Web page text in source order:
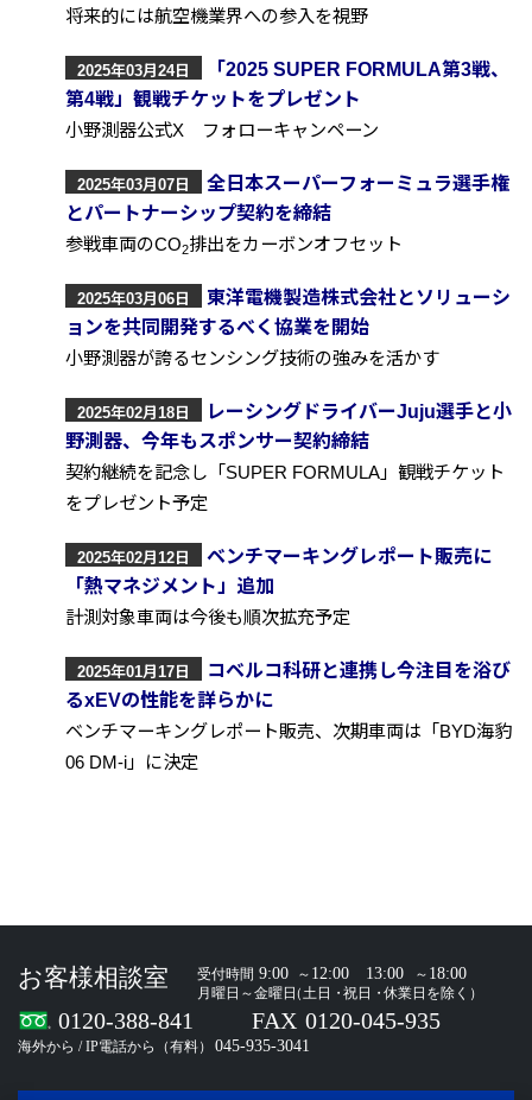
将来的には航空機業界への参入を視野
2025年03月24日
「2025 SUPER FORMULA第3戦、
第4戦」観戦チケットをプレゼント
小野測器公式X フォローキャンペーン
2025年03月07日
全日本スーパーフォーミュラ選手権
とパートナーシップ契約を締結
参戦車両のCO2排出をカーボンオフセット
2025年03月06日
東洋電機製造株式会社とソリューシ
ョンを共同開発するべく協業を開始
小野測器が誇るセンシング技術の強みを活かす
2025年02月18日
レーシングドライバーJuju選手と小
野測器、今年もスポンサー契約締結
契約継続を記念し「SUPER FORMULA」観戦チケット
をプレゼント予定
2025年02月12日
ベンチマーキングレポート販売に
「熱マネジメント」追加
計測対象車両は今後も順次拡充予定
2025年01月17日
コベルコ科研と連携し今注目を浴び
るxEVの性能を詳らかに
ベンチマーキングレポート販売、次期車両は「BYD海豹
06 DM-i」に決定